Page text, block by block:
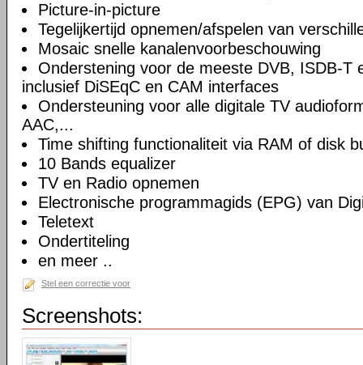
Picture-in-picture
Tegelijkertijd opnemen/afspelen van
Mosaic snelle kanalenvoorbeschouwing
Onderstening voor de meeste DVB, ISDB-T
inclusief DiSEqC en CAM interfaces
Ondersteuning voor alle digitale TV
AAC,...
Time shifting functionaliteit via RAM of disk
10 Bands equalizer
TV en Radio opnemen
Electronische programmagids (EPG) van
Teletext
Ondertiteling
en meer ..
Stel een correctie voor
Screenshots: